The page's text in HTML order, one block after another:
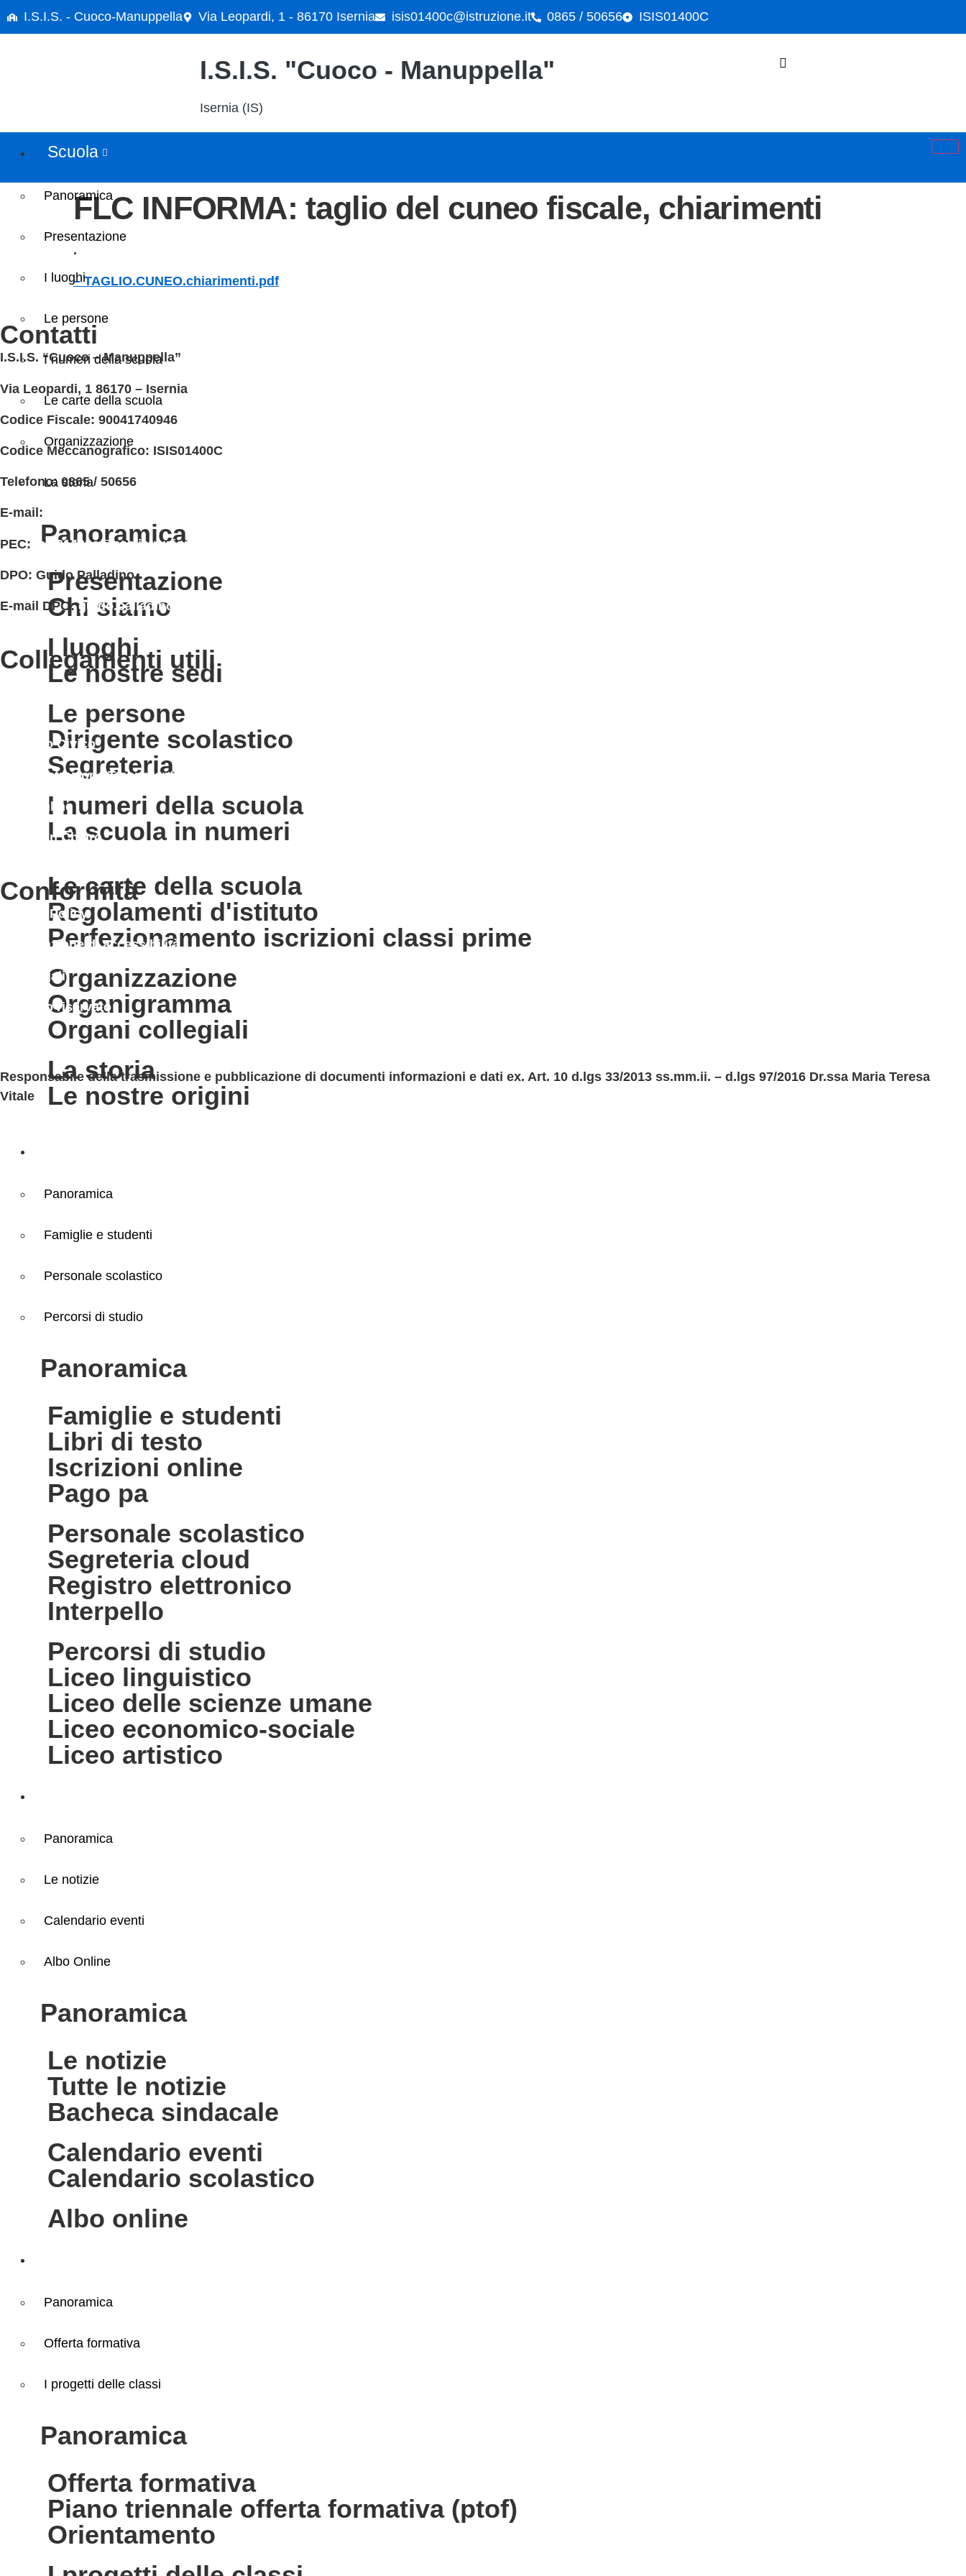
contenutoI.S.I.S. - Cuoco-Manuppella Via Leopardi, 1 - 86170 Isernia isis01400c@istruzione.it 0865 / 50656 ISIS01400C
I.S.I.S. "Cuoco - Manuppella"
Isernia (IS)
Scuola
Panoramica
Presentazione
I luoghi
Le persone
I numeri della scuola
Le carte della scuola
Organizzazione
La storia
panoramica
presentazione
chi siamo
i luoghi
le nostre sedi
le persone
dirigente scolastico
segreteria
i numeri della scuola
la scuola in numeri
le carte della scuola
regolamenti d'istituto
perfezionamento iscrizioni classi prime
organizzazione
organigramma
organi collegiali
la storia
le nostre origini
Panoramica
Famiglie e studenti
Personale scolastico
Percorsi di studio
panoramica
famiglie e studenti
libri di testo
iscrizioni online
pago pa
personale scolastico
segreteria cloud
registro elettronico
interpello
percorsi di studio
liceo linguistico
liceo delle scienze umane
liceo economico-sociale
liceo artistico
Panoramica
Le notizie
Calendario eventi
Albo Online
panoramica
le notizie
tutte le notizie
bacheca sindacale
calendario eventi
calendario scolastico
albo online
Panoramica
Offerta formativa
I progetti delle classi
panoramica
offerta formativa
piano triennale offerta formativa (ptof)
orientamento
FLC INFORMA: taglio del cuneo fiscale, chiarimenti
.
– TAGLIO.CUNEO.chiarimenti.pdf
contatti
I.S.I.S. “Cuoco – Manuppella”
Via Leopardi, 1 86170 – Isernia
Codice Fiscale: 90041740946
Codice Meccanografico: ISIS01400C
Telefono: 0865 / 50656
E-mail:
PEC: isis01400c@pec.istruzione.it
DPO: Guido Palladino
E-mail DPO: guido.palladino.dpo@gmail.com
collegamenti utili
Accesso Civico
Amministrazione Trasparente
Albo Online
Scuola in Chiaro
conformità
Privacy Policy
Dichiarazione di accessibilità
Note legali
Accesso riservato
Responsabile della trasmissione e pubblicazione di documenti informazioni e dati ex. Art. 10 d.lgs 33/2013 ss.mm.ii. – d.lgs 97/2016 Dr.ssa Maria Teresa
Vitale